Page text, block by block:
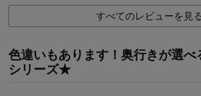
価格
4.0
機能
3.0
デザイン・色
4.0
すべてのレビューを見る
色違いもあります！奥行きが選べ
シリーズ★